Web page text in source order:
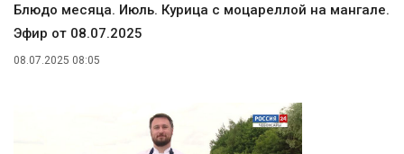
Блюдо месяца. Июль. Курица с моцареллой на мангале.
Эфир от 08.07.2025
08.07.2025 08:05